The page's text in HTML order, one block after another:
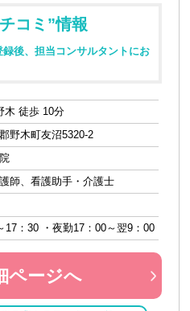
コミ”情報
後、担当コンサルタントにお
木 徒歩 10分
野木町友沼5320-2
師、看護助手・介護士
17：30 ・夜勤17：00～翌9：00
ページへ